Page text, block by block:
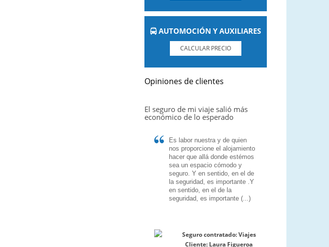
AUTOMOCIÓN Y AUXILIARES
CALCULAR PRECIO
Opiniones de clientes
El seguro de mi viaje salió más
económico de lo esperado
Es labor nuestra y de quien
nos proporcione el alojamiento
hacer que allá donde estémos
sea un espacio cómodo y
seguro. Y en sentido, en el de
la seguridad, es importante .Y
en sentido, en el de la
seguridad, es importante (...)
Seguro contratado:Viajes
Cliente: Laura Figueroa